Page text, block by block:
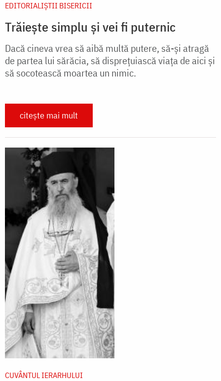
EDITORIALIȘTII BISERICII
Trăiește simplu și vei fi puternic
Dacă cineva vrea să aibă multă putere, să-și atragă
de partea lui sărăcia, să disprețuiască viața de aici și
să socotească moartea un nimic.
citește mai mult
CUVÂNTUL IERARHULUI